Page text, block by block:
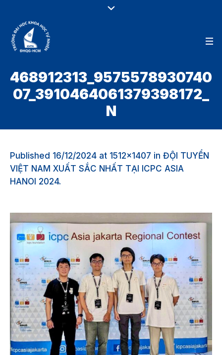
468912313_9575578930740
07_3910464061379398172_
N
Published 16/12/2024 at 1512×1407 in ĐỘI TUYỂN
VIỆT NAM XUẤT SẮC NHẤT TẠI ICPC ASIA
HANOI 2024.